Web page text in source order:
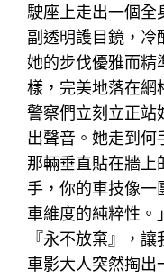
駛座上走出一個全
副透明護目鏡，冷
她的步伐優雅而精
樣，完美地落在網
警察們立刻立正站
出聲音。她走到何
那輛垂直貼在牆上
手，你的車技像一
車維度的純粹性
『永不放棄』，
車影大人突然掏出